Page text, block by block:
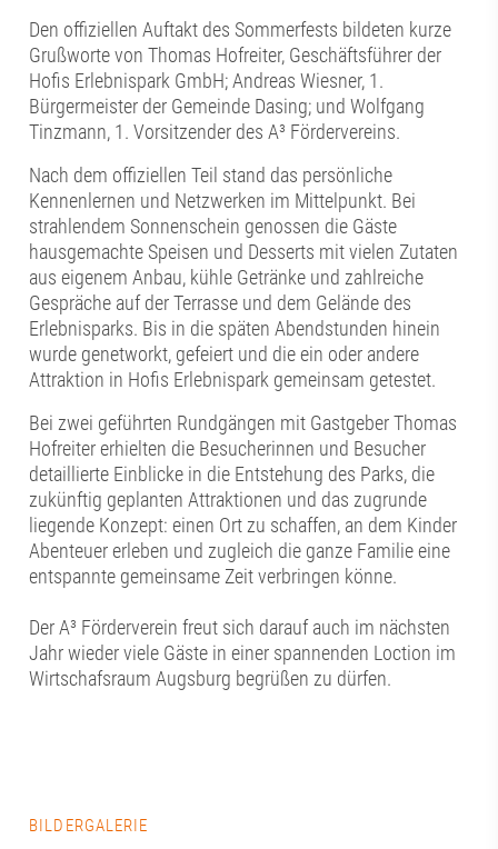
Den offiziellen Auftakt des Sommerfests bildeten kurze
Grußworte von Thomas Hofreiter, Geschäftsführer der
Hofis Erlebnispark GmbH; Andreas Wiesner, 1.
Bürgermeister der Gemeinde Dasing; und Wolfgang
Tinzmann, 1. Vorsitzender des A³ Fördervereins.
Nach dem offiziellen Teil stand das persönliche
Kennenlernen und Netzwerken im Mittelpunkt. Bei
strahlendem Sonnenschein genossen die Gäste
hausgemachte Speisen und Desserts mit vielen Zutaten
aus eigenem Anbau, kühle Getränke und zahlreiche
Gespräche auf der Terrasse und dem Gelände des
Erlebnisparks. Bis in die späten Abendstunden hinein
wurde genetworkt, gefeiert und die ein oder andere
Attraktion in Hofis Erlebnispark gemeinsam getestet.
Bei zwei geführten Rundgängen mit Gastgeber Thomas
Hofreiter erhielten die Besucherinnen und Besucher
detaillierte Einblicke in die Entstehung des Parks, die
zukünftig geplanten Attraktionen und das zugrunde
liegende Konzept: einen Ort zu schaffen, an dem Kinder
Abenteuer erleben und zugleich die ganze Familie eine
entspannte gemeinsame Zeit verbringen könne.
Der A³ Förderverein freut sich darauf auch im nächsten
Jahr wieder viele Gäste in einer spannenden Loction im
Wirtschafsraum Augsburg begrüßen zu dürfen.
BILDERGALERIE